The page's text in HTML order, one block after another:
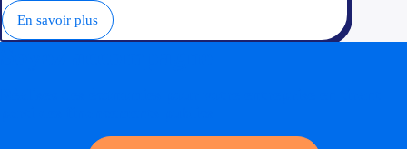
En savoir plus